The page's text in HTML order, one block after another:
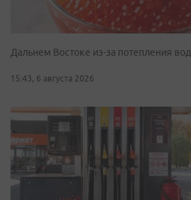
Дальнем Востоке из-за потепления вод
15:43, 6 августа 2026